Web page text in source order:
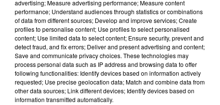
advertising; Measure advertising performance; Measure content
performance; Understand audiences through statistics or combinations
of data from different sources; Develop and improve services; Create
profiles to personalise content; Use profiles to select personalised
content; Use limited data to select content; Ensure security, prevent and
detect fraud, and fix errors; Deliver and present advertising and content;
Save and communicate privacy choices. These technologies may
process personal data such as IP address and browsing data to offer
following functionalities: Identify devices based on information actively
requested; Use precise geolocation data; Match and combine data from
other data sources; Link different devices; Identify devices based on
information transmitted automatically.